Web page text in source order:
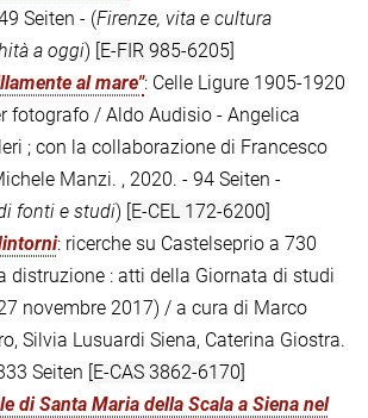
Seiten - (Firenze, vita e cultura
a oggi) [E-FIR 985-6205]
al mare": Celle Ligure 1905-1920
fotografo / Aldo Audisio - Angelica
; con la collaborazione di Francesco
Manzi. , 2020. - 94 Seiten -
fonti e studi) [E-CEL 172-6200]
: ricerche su Castelseprio a 730
distruzione : atti della Giornata di studi
novembre 2017) / a cura di Marco
Silvia Lusuardi Siena, Caterina Giostra.
Seiten [E-CAS 3862-6170]
di Santa Maria della Scala a Siena nel